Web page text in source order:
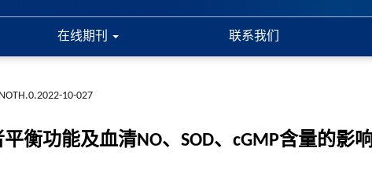
在线期刊 联系我们
10-027
衡功能及血清NO、SOD、cGMP含量的影响